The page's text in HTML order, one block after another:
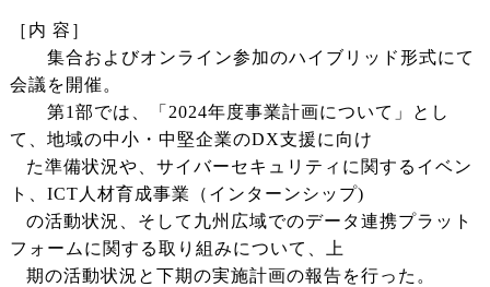
［内 容］
集合およびオンライン参加のハイブリッド形式にて
会議を開催。
第1部では、「2024年度事業計画について」とし
て、地域の中小・中堅企業のDX支援に向け
た準備状況や、サイバーセキュリティに関するイベン
ト、ICT人材育成事業（インターンシップ)
の活動状況、そして九州広域でのデータ連携プラット
フォームに関する取り組みについて、上
期の活動状況と下期の実施計画の報告を行った。